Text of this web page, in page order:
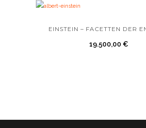
EINSTEIN – FACETTEN DER
19.500,00 €